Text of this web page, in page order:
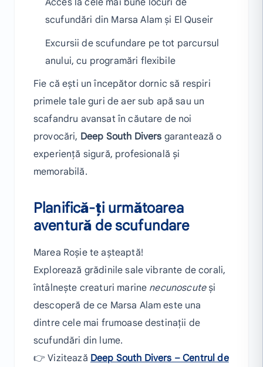
Acces la cele mai bune locuri de
scufundări din Marsa Alam și El Quseir
Excursii de scufundare pe tot parcursul
anului, cu programări flexibile
Fie că ești un începător dornic să respiri
primele tale guri de aer sub apă sau un
scafandru avansat în căutare de noi
provocări, Deep South Divers garantează o
experiență sigură, profesională și
memorabilă.
Planifică-ți următoarea
aventură de scufundare
Marea Roșie te așteaptă!
Explorează grădinile sale vibrante de corali,
întâlnește creaturi marine necunoscuteși
descoperă de ce Marsa Alam este una
dintre cele mai frumoase destinații de
scufundări din lume.
👉 Vizitează Deep South Divers – Centrul de